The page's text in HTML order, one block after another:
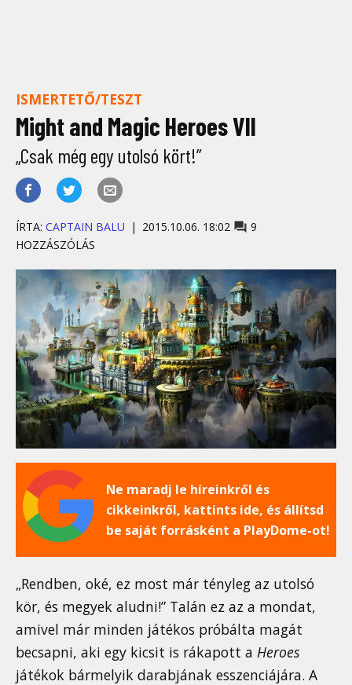
ISMERTETŐ/TESZT
Might and Magic Heroes VII
„Csak még egy utolsó kört!”
ÍRTA: CAPTAIN BALU 2015.10.06. 18:02
9
HOZZÁSZÓLÁS
Ne maradj le híreinkről és
cikkeinkről, kattints ide, és állítsd
be saját forrásként a PlayDome-ot!
„Rendben, oké, ez most már tényleg az utolsó
kör, és megyek aludni!” Talán ez az a mondat,
amivel már minden játékos próbálta magát
becsapni, aki egy kicsit is rákapott a Heroes
játékok bármelyik darabjának esszenciájára. A